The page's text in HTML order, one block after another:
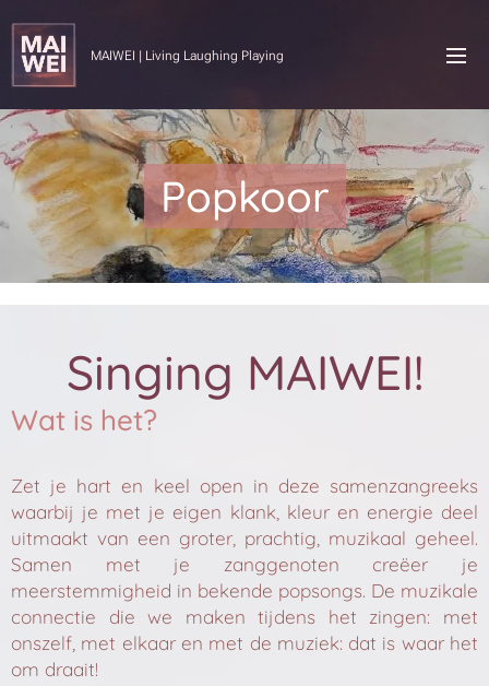
MAIWEI | Living Laughing Playing
Popkoor
Singing MAIWEI!
Wat is het?
Zet je hart en keel open in deze samenzangreeks
waarbij je met je eigen klank, kleur en energie deel
uitmaakt van een groter, prachtig, muzikaal geheel.
Samen met je zanggenoten creëer je
meerstemmigheid in bekende popsongs. De muzikale
connectie die we maken tijdens het zingen: met
onszelf, met elkaar en met de muziek: dat is waar het
om draait!